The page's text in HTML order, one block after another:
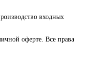
входных
оферте. Все права